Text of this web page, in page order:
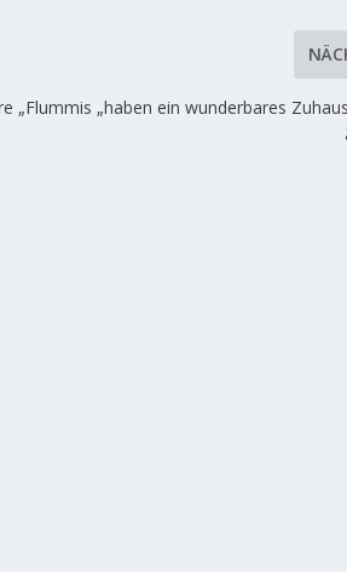
„Flummis „haben ein wunderbares